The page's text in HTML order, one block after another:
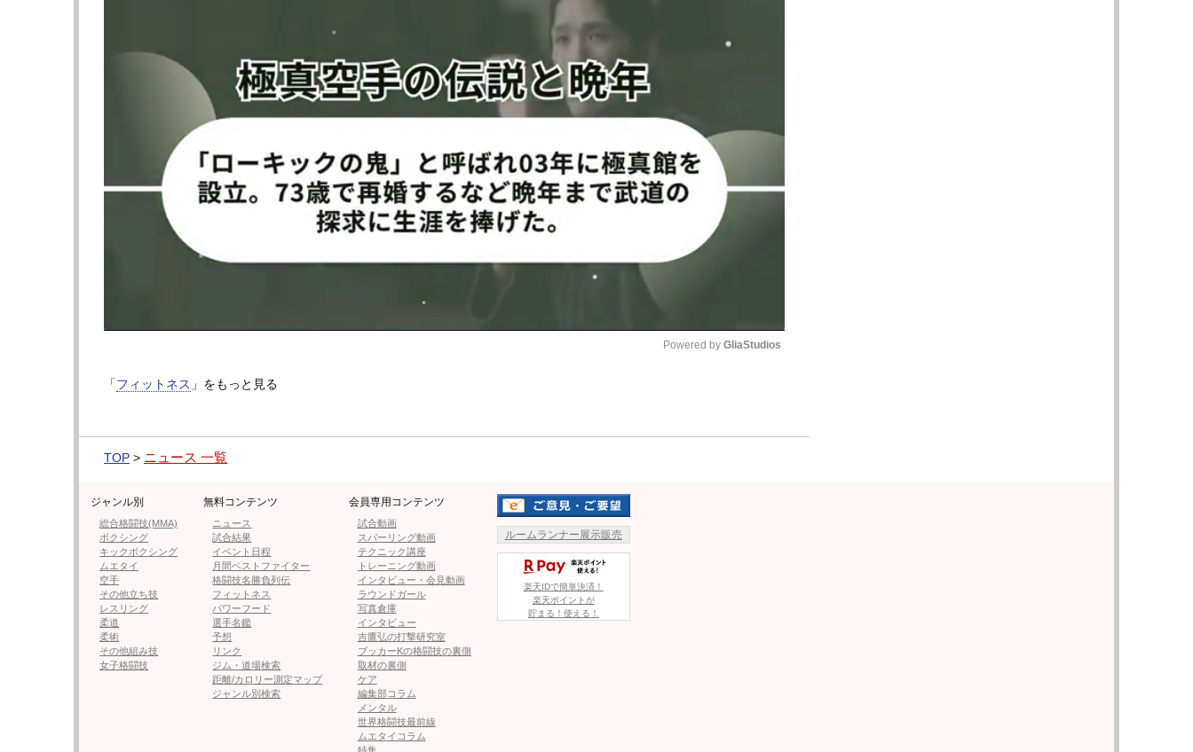
安井南写真集「絶対無敵の17歳」
▶︎週プレページへ
雑誌「Fight&Life」ではハイキック
を披露▶︎amazonページへ
動画はページ下部
表示されない
場合はこちら
【動画】安井南、北斗の拳のヌンチャクシーンを再現！
-FIST OF THE NORTH STAR- 第6話
あべし pic.twitter.com/AiPWvWvK2E
1
≪ 前のページへ 次のページへ ≫
●編集部オススメ
・【フォト＆動画】生脚ミニ姿で高速ヌンチャク！ビキニ姿も
Powered by GliaStudios
「フィットネス 」をもっと見る
TOP > ニュース 一覧
ジャンル別
総合格闘技(MMA)
ボクシング
キックボクシング
ムエタイ
空手
その他立ち技
レスリング
柔道
柔術
その他組み技
女子格闘技
無料コンテンツ
ニュース
試合結果
イベント日程
月間ベストファイター
格闘技名勝負列伝
フィットネス
パワーフード
選手名鑑
予想
リンク
ジム・道場検索
距離/カロリー測定マップ
ジャンル別検索
会員専用コンテンツ
試合動画
スパーリング動画
テクニック講座
トレーニング動画
インタビュー・会見動画
ラウンドガール
写真倉庫
インタビュー
吉鷹弘の打撃研究室
ブッカーKの格闘技の裏側
取材の裏側
ケア
編集部コラム
メンタル
世界格闘技最前線
ムエタイコラム
ルームランナー展示販売
楽天IDで簡単決済！
楽天ポイントが
貯まる！使える！